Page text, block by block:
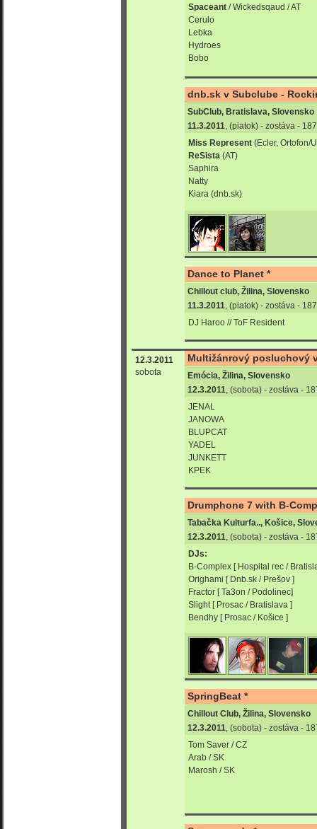
Spaceant / Wickedsqaud / AT
Cerulo
Lebka
Hydroes
Bobo
dnb.sk v Subclube -
SubClub, Bratislava, Slovensko
11.3.2011, (piatok) - zostáva -
Miss Represent (Ecler, Ortofon/
ReSista (AT)
Saphira
Natty
Kiara (dnb.sk)
Dance to Planet *
Chillout club, Žilina, Slovensko
11.3.2011, (piatok) - zostáva -
DJ Haroo // ToF Resident
12.3.2011
sobota
Multižánrový posluchový
Emócia, Žilina, Slovensko
12.3.2011, (sobota) - zostáva -
JENAL
JANOWA
BLUPCAT
YADEL
JUNKETT
KPEK
Drumphone 7 with B-
Tabačka Kulturfa.., Košice,
12.3.2011, (sobota) - zostáva -
DJs:
B-Complex [ Hospital rec /
Orighami [ Dnb.sk / Prešov ]
Fractor [ Ta3on / Podolinec]
Slight [ Prosac / Bratislava ]
Bendhy [ Prosac / Košice ]
SpringBeat *
Chillout Club, Žilina, Slovensko
12.3.2011, (sobota) - zostáva -
Tom Saver / CZ
Arab / SK
Marosh / SK